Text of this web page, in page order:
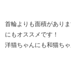
首輪よりも面積があり
にもオススメです！
洋猫ちゃんにも和猫ちゃ